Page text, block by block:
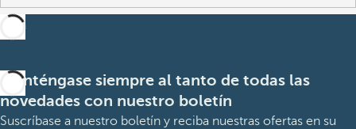
Manténgase siempre al tanto de todas las
novedades con nuestro boletín
Suscríbase a nuestro boletín y reciba nuestras ofertas en su